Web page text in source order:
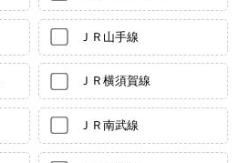
ＪＲ山手線
ＪＲ横須賀線
ＪＲ南武線